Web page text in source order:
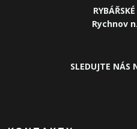
Rychnov
SLEDUJTE NÁS